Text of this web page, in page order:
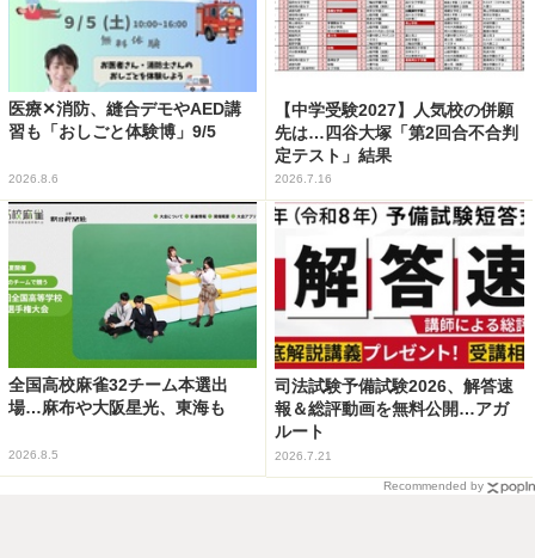
医療✕消防、縫合デモやAED講
習も「おしごと体験博」9/5
2026.8.6
【中学受験2027】人気校の併願
先は…四谷大塚「第2回合不合判
定テスト」結果
2026.7.16
全国高校麻雀32チーム本選出
場…麻布や大阪星光、東海も
2026.8.5
司法試験予備試験2026、解答速
報＆総評動画を無料公開…アガ
ルート
2026.7.21
Recommended by